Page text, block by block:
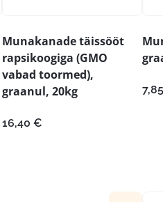
Munakanade täissööt
rapsikoogiga (GMO
vabad toormed),
graanul, 20kg
16,40 €
7,85